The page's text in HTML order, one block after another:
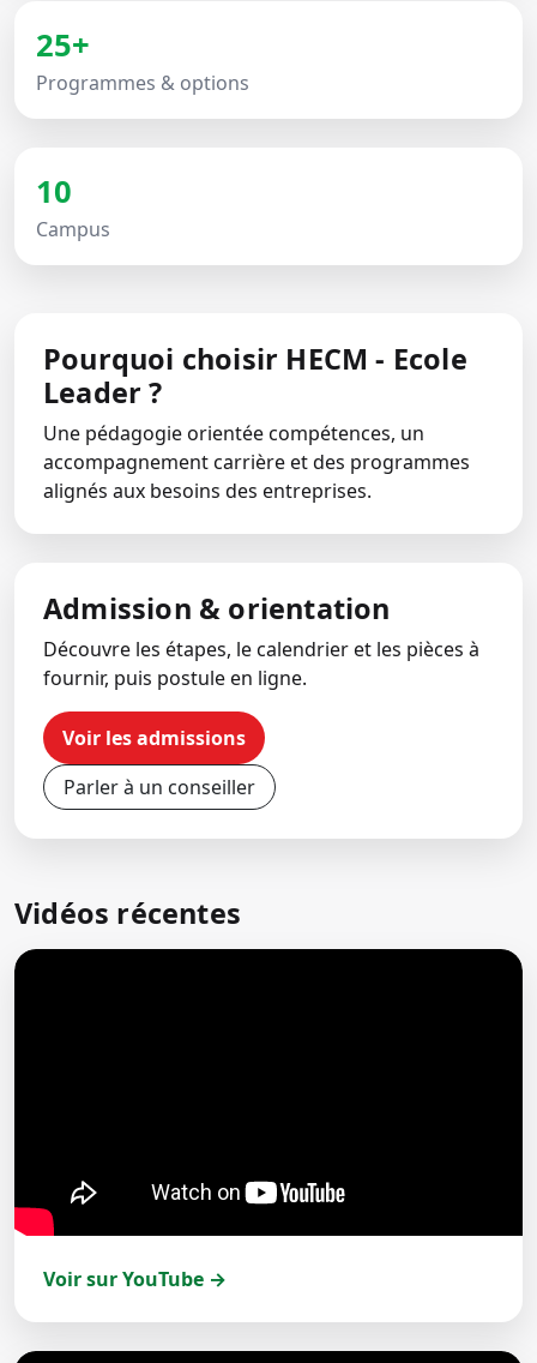
25+
Programmes & options
10
Campus
Pourquoi choisir HECM - Ecole
Leader ?
Une pédagogie orientée compétences, un
accompagnement carrière et des programmes
alignés aux besoins des entreprises.
Admission & orientation
Découvre les étapes, le calendrier et les pièces à
fournir, puis postule en ligne.
Voir les admissions
Parler à un conseiller
Vidéos récentes
Voir sur YouTube →